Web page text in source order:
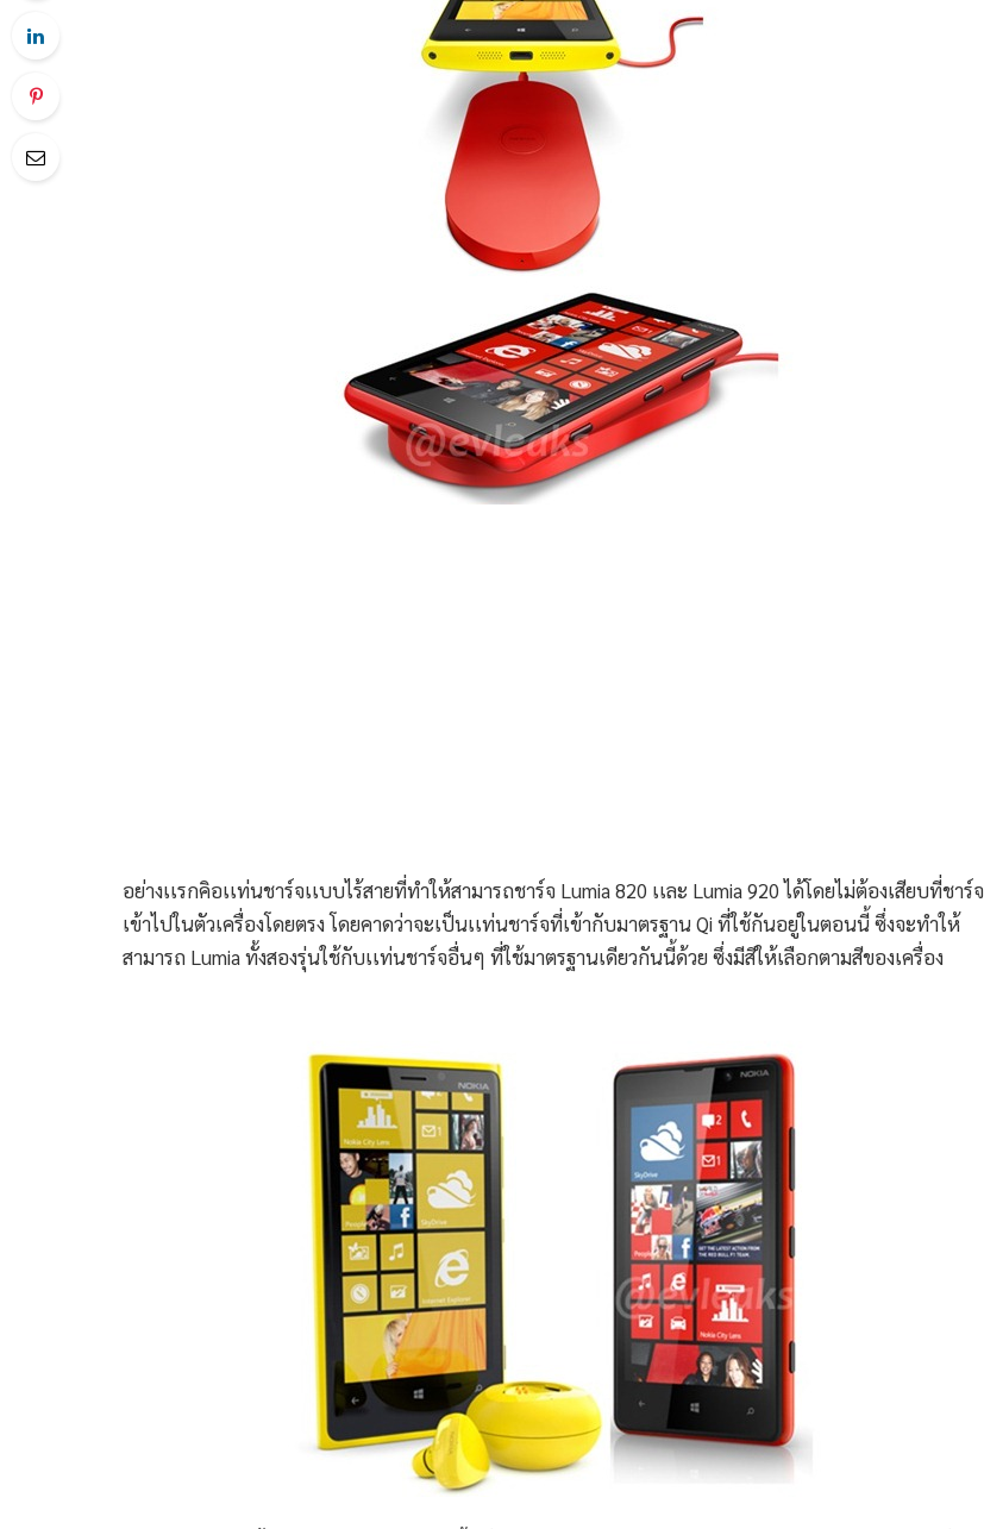
อย่างเเรกคิอเเท่นชาร์จเเบบไร้สายที่ทำให้สามารถชาร์จ Lumia 820 เเละ Lumia 920 ได้โดยไม่ต้องเสียบที่ชาร์จ
เข้าไปในตัวเครื่องโดยตรง โดยคาดว่าจะเป็นเเท่นชาร์จที่เข้ากับมาตรฐาน Qi ที่ใช้กันอยู่ในตอนนี้ ซึ่งจะทำให้
สามารถ Lumia ทั้งสองรุ่นใช้กับเเท่นชาร์จอื่นๆ ที่ใช้มาตรฐานเดียวกันนี้ด้วย ซึ่งมีสีให้เลือกตามสีของเครื่อง